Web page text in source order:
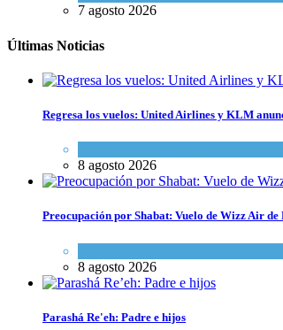
7 agosto 2026
Últimas Noticias
Regresa los vuelos: United Airlines y KLM
8 agosto 2026
Preocupación por Shabat: Vuelo de Wizz Air
8 agosto 2026
Parashá Re'eh: Padre e hijos